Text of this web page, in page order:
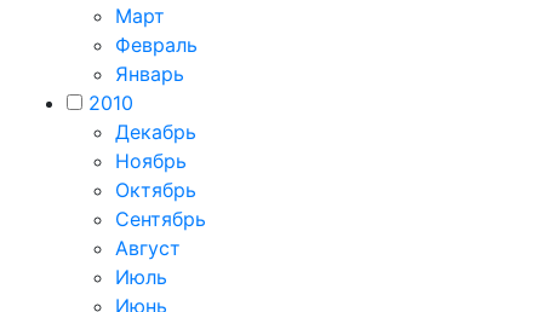
Март
Февраль
Январь
2010
Декабрь
Ноябрь
Октябрь
Сентябрь
Август
Июль
Июнь